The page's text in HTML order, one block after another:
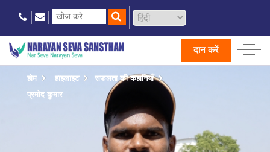
दान करें
होम हाइलाइट
सफलता की कहानियाँ
प्रमोद कुमार